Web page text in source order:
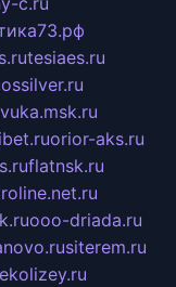
tesiaes.ru
orior-aks.ru
flatnsk.ru
ooo-driada.ru
siterem.ru